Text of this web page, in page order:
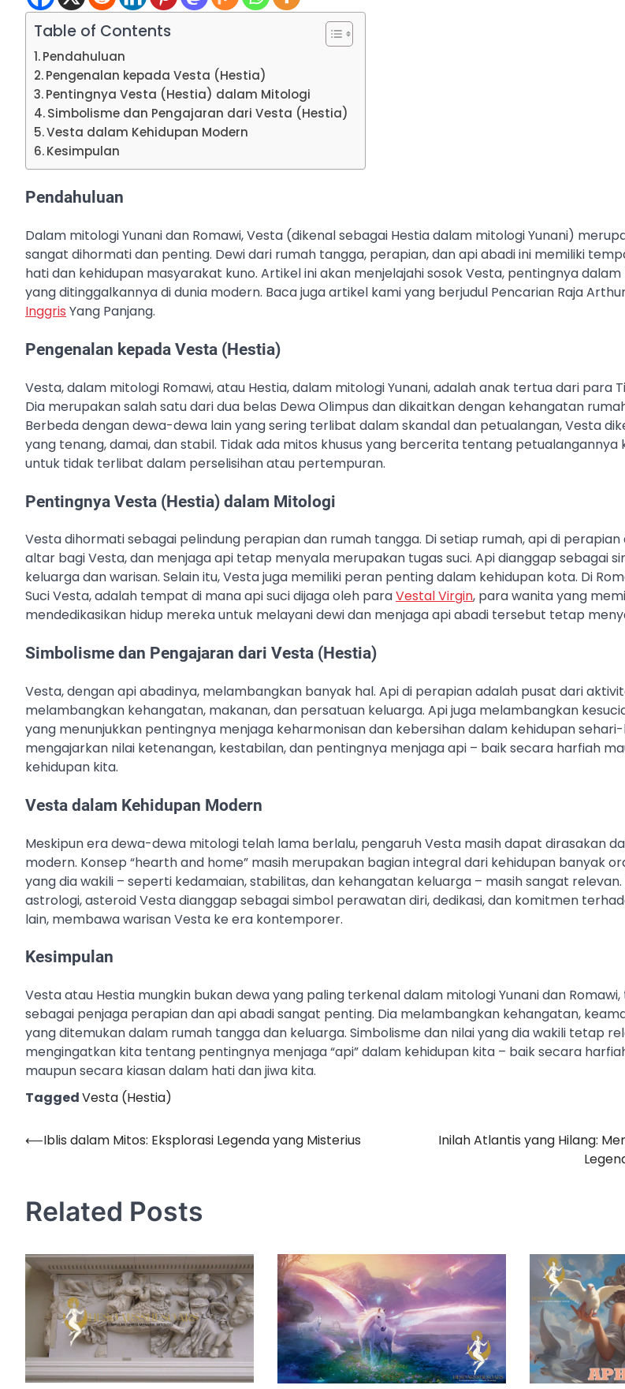
Table of Contents
Pendahuluan
Pengenalan kepada Vesta (Hestia)
Pentingnya Vesta (Hestia) dalam Mitologi
Simbolisme dan Pengajaran dari Vesta (Hestia)
Vesta dalam Kehidupan Modern
Kesimpulan
Pendahuluan
Dalam mitologi Yunani dan Romawi, Vesta (dikenal sebagai Hestia dalam mitologi Yunani)
sangat dihormati dan penting. Dewi dari rumah tangga, perapian, dan api abadi ini memiliki
hati dan kehidupan masyarakat kuno. Artikel ini akan menjelajahi sosok Vesta, pentingnya
yang ditinggalkannya di dunia modern. Baca juga artikel kami yang berjudul Pencarian Raja
Inggris Yang Panjang.
Pengenalan kepada Vesta (Hestia)
Vesta, dalam mitologi Romawi, atau Hestia, dalam mitologi Yunani, adalah anak tertua dari para
Dia merupakan salah satu dari dua belas Dewa Olimpus dan dikaitkan dengan kehangatan
Berbeda dengan dewa-dewa lain yang sering terlibat dalam skandal dan petualangan, Vesta
yang tenang, damai, dan stabil. Tidak ada mitos khusus yang bercerita tentang petualangannya
untuk tidak terlibat dalam perselisihan atau pertempuran.
Pentingnya Vesta (Hestia) dalam Mitologi
Vesta dihormati sebagai pelindung perapian dan rumah tangga. Di setiap rumah, api di
altar bagi Vesta, dan menjaga api tetap menyala merupakan tugas suci. Api dianggap sebagai
keluarga dan warisan. Selain itu, Vesta juga memiliki peran penting dalam kehidupan kota. Di
Suci Vesta, adalah tempat di mana api suci dijaga oleh paraVestal Virgin, para wanita yang
mendedikasikan hidup mereka untuk melayani dewi dan menjaga api abadi tersebut tetap
Simbolisme dan Pengajaran dari Vesta (Hestia)
Vesta, dengan api abadinya, melambangkan banyak hal. Api di perapian adalah pusat dari
melambangkan kehangatan, makanan, dan persatuan keluarga. Api juga melambangkan
yang menunjukkan pentingnya menjaga keharmonisan dan kebersihan dalam kehidupan
mengajarkan nilai ketenangan, kestabilan, dan pentingnya menjaga api – baik secara harfiah
kehidupan kita.
Vesta dalam Kehidupan Modern
Meskipun era dewa-dewa mitologi telah lama berlalu, pengaruh Vesta masih dapat dirasakan
modern. Konsep “hearth and home” masih merupakan bagian integral dari kehidupan banyak
yang dia wakili – seperti kedamaian, stabilitas, dan kehangatan keluarga – masih sangat relevan.
astrologi, asteroid Vesta dianggap sebagai simbol perawatan diri, dedikasi, dan komitmen
lain, membawa warisan Vesta ke era kontemporer.
Kesimpulan
Vesta atau Hestia mungkin bukan dewa yang paling terkenal dalam mitologi Yunani dan
sebagai penjaga perapian dan api abadi sangat penting. Dia melambangkan kehangatan,
yang ditemukan dalam rumah tangga dan keluarga. Simbolisme dan nilai yang dia wakili tetap
mengingatkan kita tentang pentingnya menjaga “api” dalam kehidupan kita – baik secara
maupun secara kiasan dalam hati dan jiwa kita.
TaggedVesta (Hestia)
Post
⟵Iblis dalam Mitos: Eksplorasi Legenda yang Misterius
Inilah Atlantis yang Hilang:
Related Posts